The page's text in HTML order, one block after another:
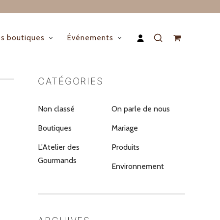
boutiques Événements
CATÉGORIES
Non classé On parle de nous
Boutiques Mariage
L'Atelier des
Gourmands
Produits
Environnement